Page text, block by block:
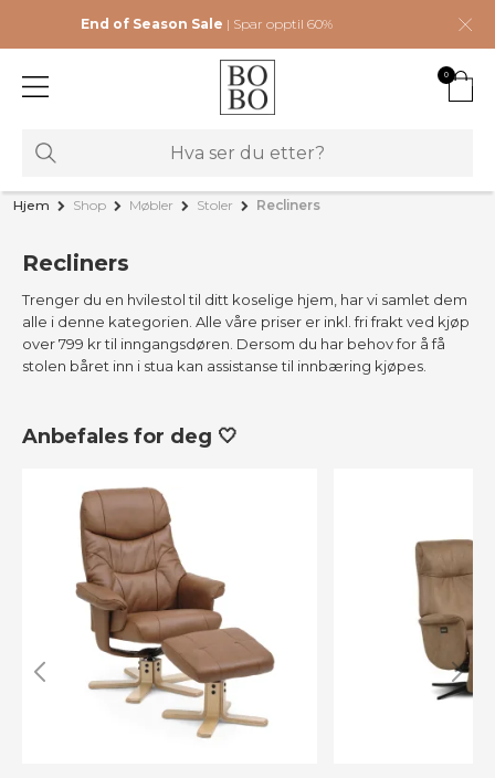
End of Season Sale | Spar opptil 60%
0
Hjem Shop Møbler Stoler Recliners
Recliners
Trenger du en hvilestol til ditt koselige hjem, har vi samlet dem
alle i denne kategorien. Alle våre priser er inkl. fri frakt ved kjøp
over 799 kr til inngangsdøren. Dersom du har behov for å få
stolen båret inn i stua kan assistanse til innbæring kjøpes.
Anbefales for deg 🤍